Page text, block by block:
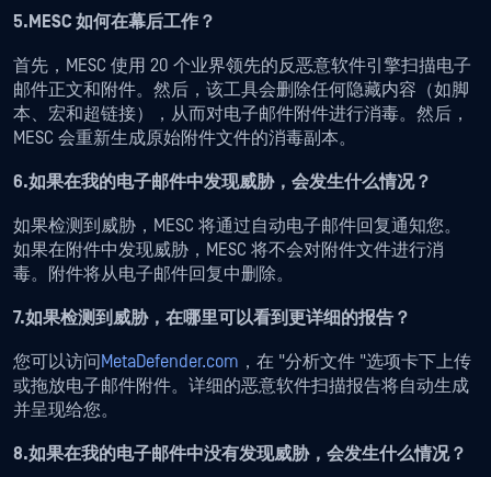
5.MESC 如何在幕后工作？
首先，MESC 使用 20 个业界领先的反恶意软件引擎扫描电子
邮件正文和附件。然后，该工具会删除任何隐藏内容（如脚
本、宏和超链接），从而对电子邮件附件进行消毒。然后，
MESC 会重新生成原始附件文件的消毒副本。
6.如果在我的电子邮件中发现威胁，会发生什么情况？
如果检测到威胁，MESC 将通过自动电子邮件回复通知您。
如果在附件中发现威胁，MESC 将不会对附件文件进行消
毒。附件将从电子邮件回复中删除。
7.如果检测到威胁，在哪里可以看到更详细的报告？
您可以访问 MetaDefender.com ，在 "分析文件 "选项卡下上传
或拖放电子邮件附件。详细的恶意软件扫描报告将自动生成
并呈现给您。
8.如果在我的电子邮件中没有发现威胁，会发生什么情况？